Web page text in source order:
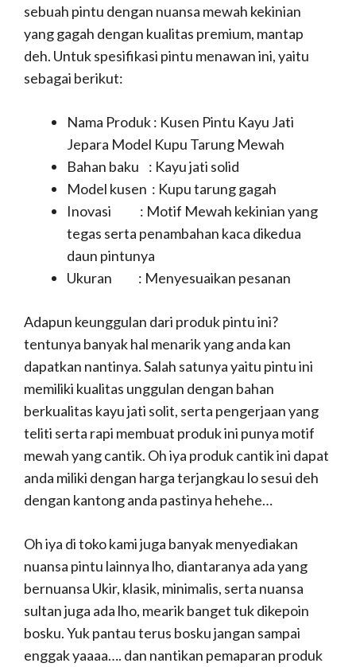
sebuah pintu dengan nuansa mewah kekinian
yang gagah dengan kualitas premium, mantap
deh. Untuk spesifikasi pintu menawan ini, yaitu
sebagai berikut:
Nama Produk : Kusen Pintu Kayu Jati
Jepara Model Kupu Tarung Mewah
Bahan baku : Kayu jati solid
Model kusen : Kupu tarung gagah
Inovasi : Motif Mewah kekinian yang
tegas serta penambahan kaca dikedua
daun pintunya
Ukuran : Menyesuaikan pesanan
Adapun keunggulan dari produk pintu ini?
tentunya banyak hal menarik yang anda kan
dapatkan nantinya. Salah satunya yaitu pintu ini
memiliki kualitas unggulan dengan bahan
berkualitas kayu jati solit, serta pengerjaan yang
teliti serta rapi membuat produk ini punya motif
mewah yang cantik. Oh iya produk cantik ini dapat
anda miliki dengan harga terjangkau lo sesui deh
dengan kantong anda pastinya hehehe…
Oh iya di toko kami juga banyak menyediakan
nuansa pintu lainnya lho, diantaranya ada yang
bernuansa Ukir, klasik, minimalis, serta nuansa
sultan juga ada lho, mearik banget tuk dikepoin
bosku. Yuk pantau terus bosku jangan sampai
enggak yaaaa…. dan nantikan pemaparan produk